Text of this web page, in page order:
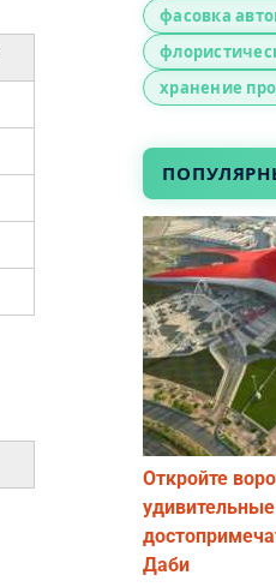
фасовка
хранение
Откройте
удивительные
Даби